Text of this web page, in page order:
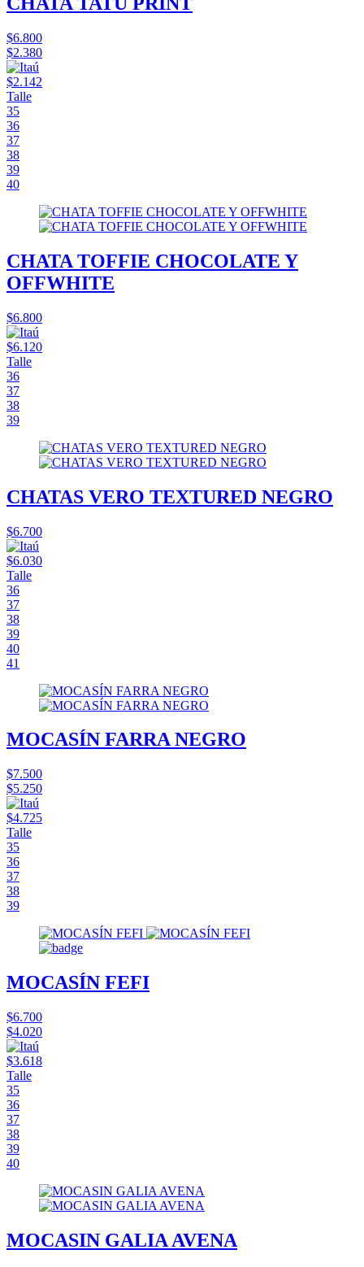
$6.800
$2.380
$2.142
Talle
35
36
37
38
39
40
CHATA TOFFIE CHOCOLATE Y
OFFWHITE
$6.800
$6.120
Talle
36
37
38
39
CHATAS VERO TEXTURED NEGRO
$6.700
$6.030
Talle
36
37
38
39
40
41
MOCASÍN FARRA NEGRO
$7.500
$5.250
$4.725
Talle
35
36
37
38
39
MOCASÍN FEFI
$6.700
$4.020
$3.618
Talle
35
36
37
38
39
40
MOCASIN GALIA AVENA